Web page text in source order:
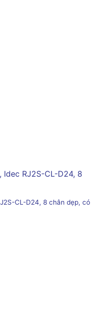
CL-D24, 8 chân dẹp, có